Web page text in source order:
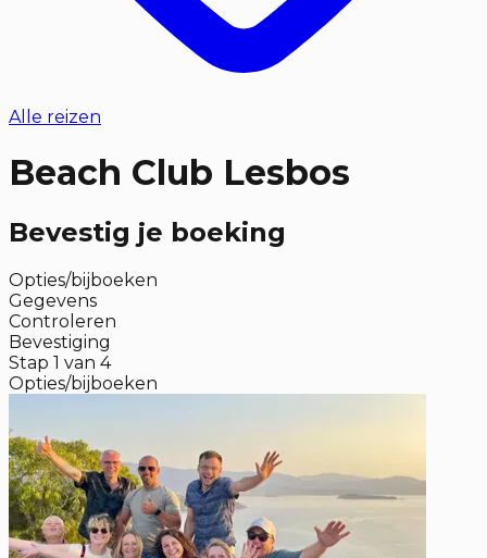
Alle reizen
Beach Club Lesbos
Bevestig je boeking
Opties/bijboeken
Gegevens
Controleren
Bevestiging
Stap 1 van 4
Opties/bijboeken